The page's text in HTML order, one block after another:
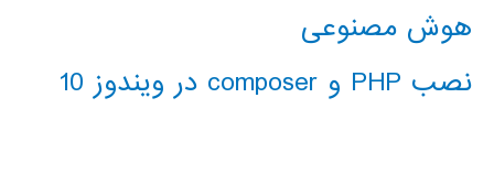
هوش مصنوعی
نصب PHP و composer در ویندوز 10